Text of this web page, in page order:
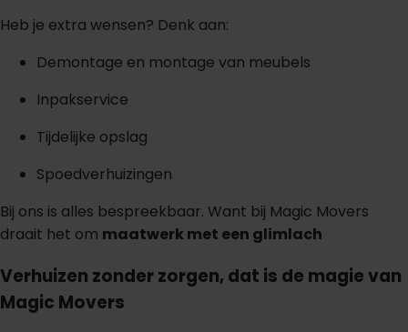
Heb je extra wensen? Denk aan:
Demontage en montage van meubels
Inpakservice
Tijdelijke opslag
Spoedverhuizingen
Bij ons is alles bespreekbaar. Want bij Magic Movers
draait het om maatwerk met een glimlach
Verhuizen zonder zorgen, dat is de magie van
Magic Movers